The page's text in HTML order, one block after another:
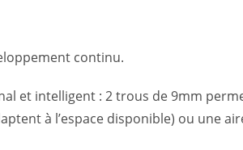
continu.
et intelligent : 2 trous de 9mm
à l’espace disponible) ou une